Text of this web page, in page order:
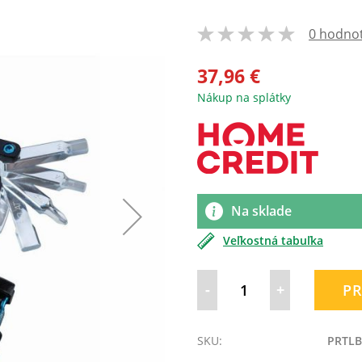
0
37,96 €
Nákup na splátky
Na sklade
Veľkostná tabuľka
- +
SKU: